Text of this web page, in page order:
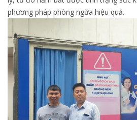
phương pháp phòng ngừa hiệu quả.